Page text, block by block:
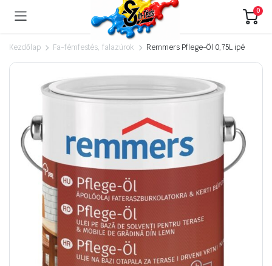
0
Kezdőlap Fa-fémfestés, falazúrok Remmers Pflege-Öl 0,75L ipé